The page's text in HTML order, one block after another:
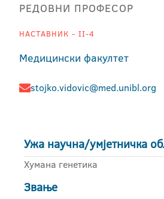
РЕДОВНИ ПРОФЕСОР
НАСТАВНИК - II-4
Медицински факултет
stojko.vidovic@med.unibl.org
Ужа научна/умјетничка
Хумана генетика
Звање